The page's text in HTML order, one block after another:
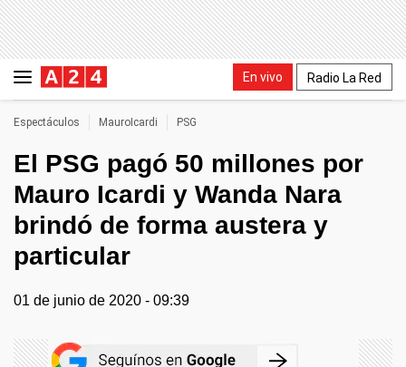
En vivo Radio La Red
Espectáculos MauroIcardi PSG
El PSG pagó 50 millones por
Mauro Icardi y Wanda Nara
brindó de forma austera y
particular
01 de junio de 2020 - 09:39